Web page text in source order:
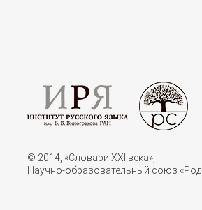
© 2014, «Словари XXI векa»,
Научно-образовательный союз